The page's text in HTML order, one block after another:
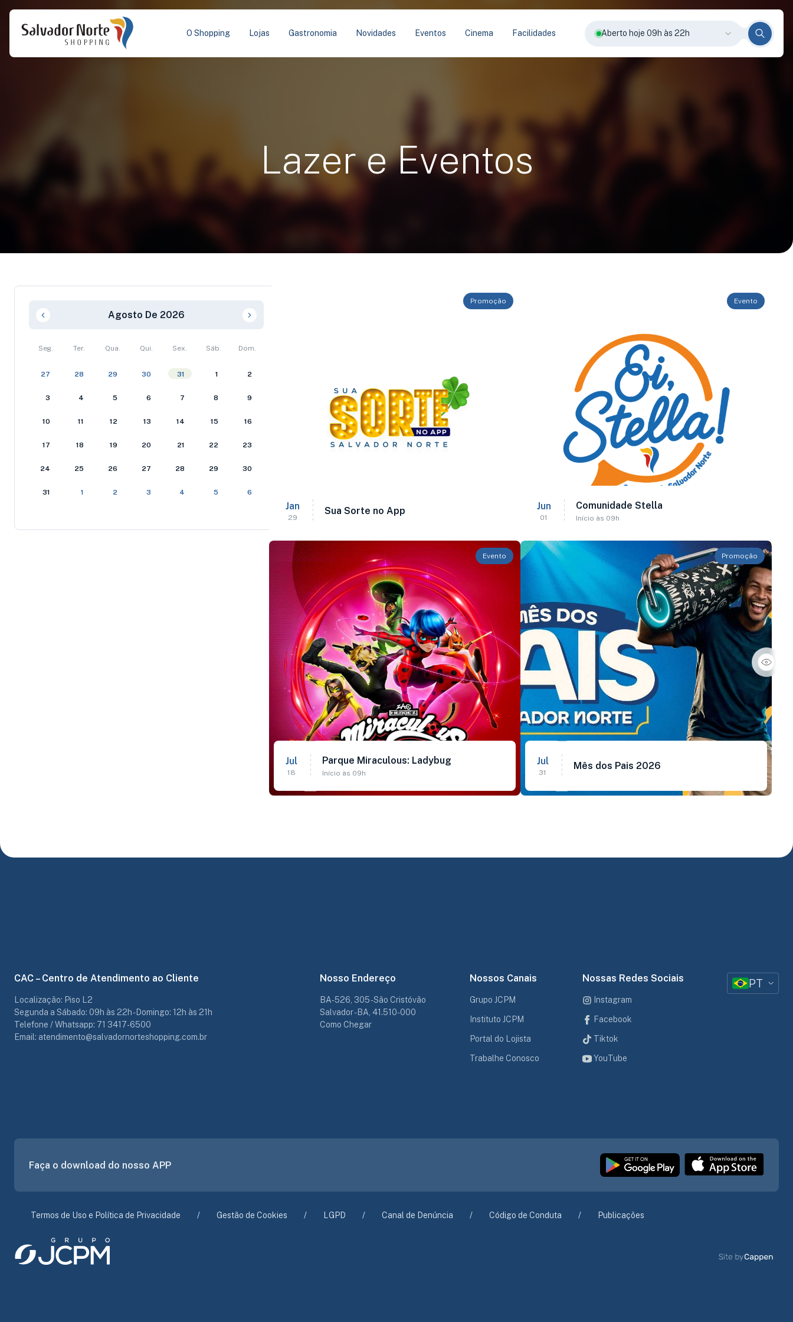
O Shopping Lojas Gastronomia Novidades Eventos Cinema Facilidades Aberto hoje 09h às 22h
Lazer e Eventos
Agosto De 2026
Seg. Ter. Qua. Qui. Sex. Sáb. Dom.
27 28 29 30 31 1 2
3 4 5 6 7 8 9
10 11 12 13 14 15 16
17 18 19 20 21 22 23
24 25 26 27 28 29 30
31 1 2 3 4 5 6
Promoção
Jan
29
Sua Sorte no App
Evento
Jun
01
Comunidade Stella
Início às 09h
Evento
Jul
18
Parque Miraculous: Ladybug
Início às 09h
Promoção
Jul
31
Mês dos Pais 2026
CAC – Centro de Atendimento ao Cliente
Localização: Piso L2
Segunda a Sábado: 09h às 22h - Domingo: 12h às 21h
Telefone / Whatsapp: 71 3417-6500
Email: atendimento@salvadornorteshopping.com.br
Nosso Endereço
BA-526, 305 - São Cristóvão
Salvador - BA, 41.510-000
Como Chegar
Nossos Canais
Grupo JCPM
Instituto JCPM
Portal do Lojista
Trabalhe Conosco
Nossas Redes Sociais
Instagram
Facebook
Tiktok
YouTube
PT
Faça o download do nosso APP
Termos de Uso e Política de Privacidade Gestão de Cookies LGPD Canal de Denúncia Código de Conduta Publicações